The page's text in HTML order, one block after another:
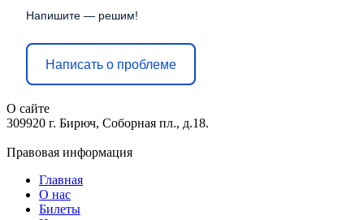
Напишите — решим!
Написать о проблеме
О сайте
309920 г. Бирюч, Соборная пл., д.18.
Правовая информация
Главная
О нас
Билеты